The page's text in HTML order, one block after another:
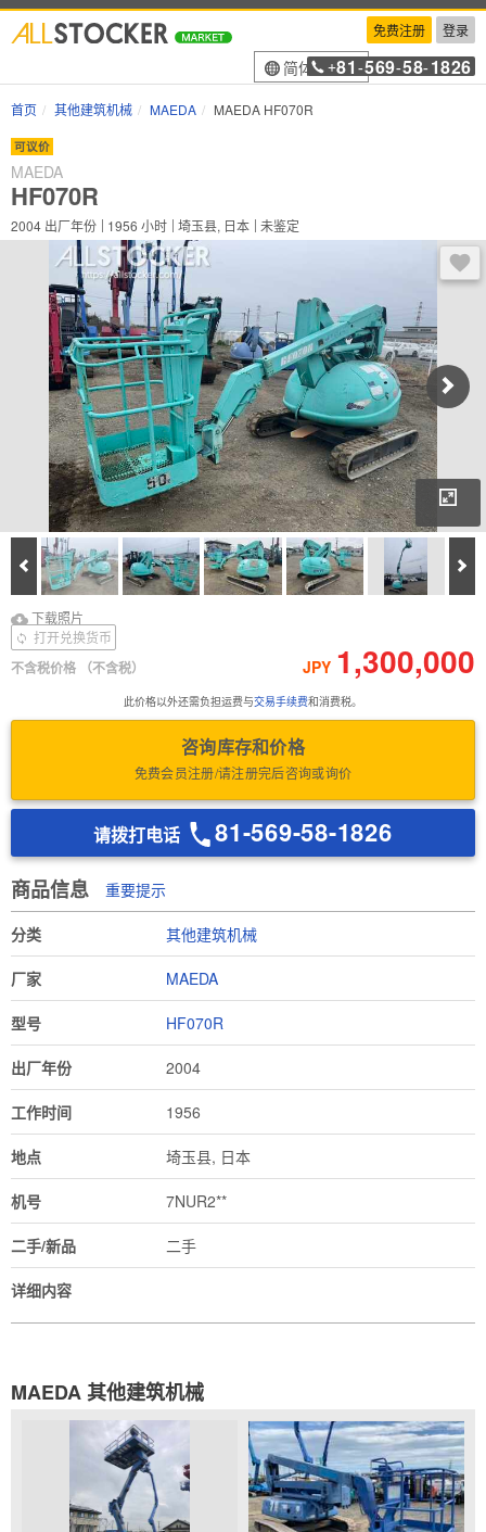
免费注册 登录
简体中文
+81 -569-58-1826
首页 其他建筑机械 MAEDA MAEDA HF070R
可议价
MAEDA
HF070R
2004 出厂年份 1956 小时 埼玉县, 日本 未鉴定
登
Prev
下载照片
下载照片
不含税价格 （不含税） JPY 1,300,000
打开兑换货币
此价格以外还需负担运费与交易手续费和消费税。
咨询库存和价格
免费会员注册/请注册完后咨询或询价
请拨打电话 81-569-58-1826
商品信息 重要提示
分类 其他建筑机械
厂家 MAEDA
型号 HF070R
出厂年份 2004
工作时间 1956
地点 埼玉县, 日本
机号 7NUR2**
二手/新品 二手
详细内容
MAEDA 其他建筑机械